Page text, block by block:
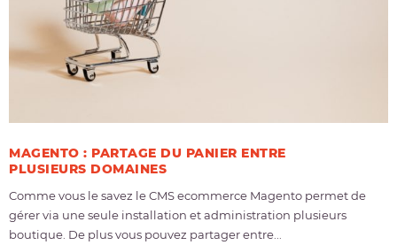
MAGENTO : PARTAGE DU PANIER ENTRE
PLUSIEURS DOMAINES
Comme vous le savez le CMS ecommerce Magento permet de
gérer via une seule installation et administration plusieurs
boutique. De plus vous pouvez partager entre...